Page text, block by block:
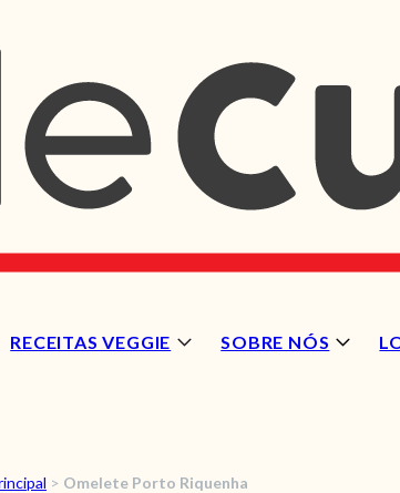
RECEITAS VEGGIE SOBRE NÓS
> Omelete Porto Riquenha